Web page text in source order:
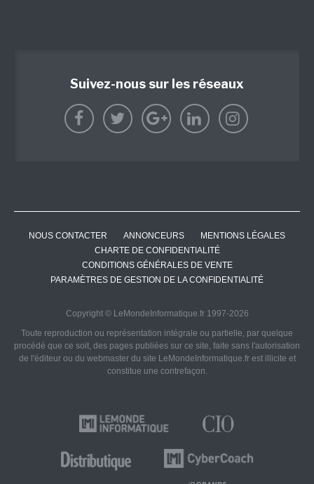
Suivez-nous sur les réseaux
NOUS CONTACTER ANNONCEURS
MENTIONS LÉGALES
CHARTE DE CONFIDENTIALITÉ
CONDITIONS GÉNÉRALES DE VENTE
PARAMÈTRES DE GESTION DE LA CONFIDENTIALITÉ
Copyright © LeMondeInformatique.fr 1997-2026
Toute reproduction ou représentation intégrale ou partielle, par quelque
procédé que ce soit, des pages publiées sur ce site, faite sans l'autorisation
de l'éditeur ou du webmaster du site LeMondeInformatique.fr est illicite et
constitue une contrefaçon.